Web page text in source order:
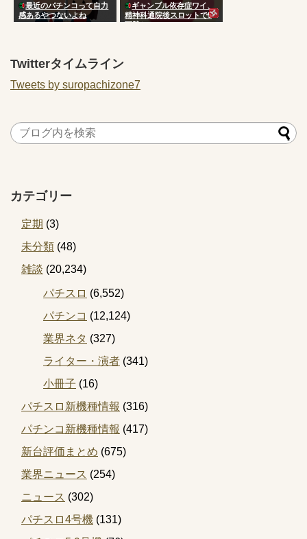
最近のパチンコって自力
感あるやつないよね
ギャンブル依存症ワイ、
精神科通院後スロットで5
万勝ち
Twitterタイムライン
Tweets by suropachizone7
カテゴリー
定期 (3)
未分類 (48)
雑談 (20,234)
パチスロ (6,552)
パチンコ (12,124)
業界ネタ (327)
ライター・演者 (341)
小冊子 (16)
パチスロ新機種情報 (316)
パチンコ新機種情報 (417)
新台評価まとめ (675)
業界ニュース (254)
ニュース (302)
パチスロ4号機 (131)